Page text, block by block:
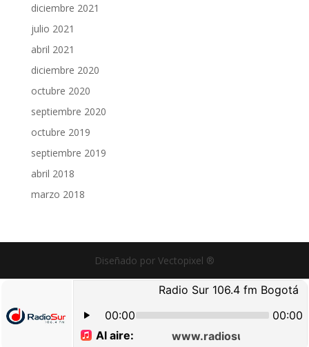
diciembre 2021
julio 2021
abril 2021
diciembre 2020
octubre 2020
septiembre 2020
octubre 2019
septiembre 2019
abril 2018
marzo 2018
Diseñado por Vectopixel ®